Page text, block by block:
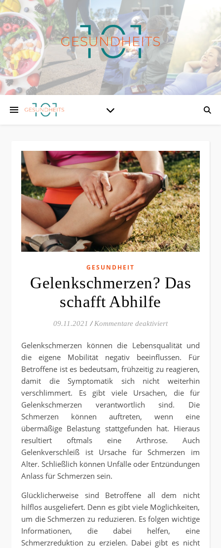
GESUNDHEIT
Gelenkschmerzen? Das
schafft Abhilfe
09.11.2021 / Kommentare deaktiviertfür
Gelenkschmerzen können die Lebensqualität und
die eigene Mobilität negativ beeinflussen. Für
Betroffene ist es bedeutsam, frühzeitig zu reagieren,
damit die Symptomatik sich nicht weiterhin
verschlimmert. Es gibt viele Ursachen, die für
Gelenkschmerzen verantwortlich sind. Die
Schmerzen können auftreten, wenn eine
übermäßige Belastung stattgefunden hat. Hieraus
resultiert oftmals eine Arthrose. Auch
Gelenkverschleiß ist Ursache für Schmerzen im
Alter. Schließlich können Unfälle oder Entzündungen
Anlass für Schmerzen sein.
Glücklicherweise sind Betroffene all dem nicht
hilflos ausgeliefert. Denn es gibt viele Möglichkeiten,
um die Schmerzen zu reduzieren. Es folgen wichtige
Informationen, die dabei helfen, eine
Schmerzreduktion zu erzielen. Dabei gibt es nicht